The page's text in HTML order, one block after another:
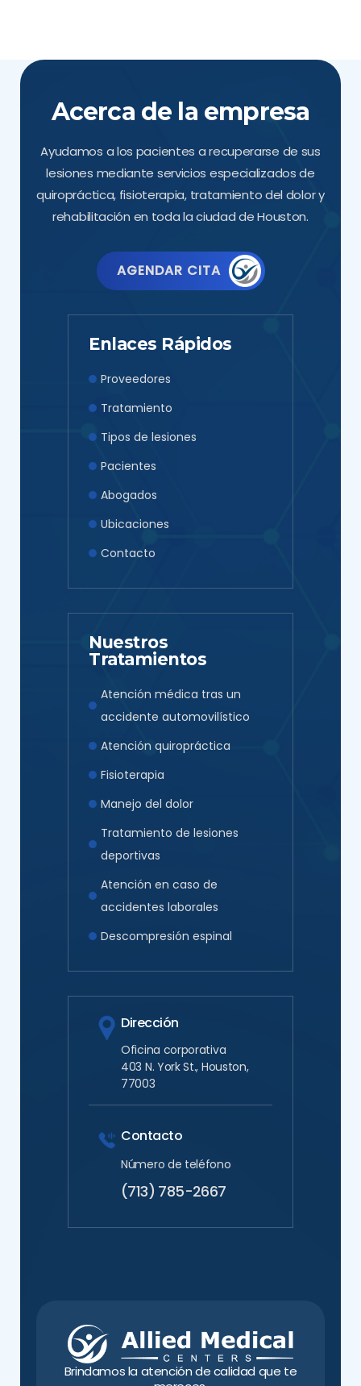
Acerca de la empresa
Ayudamos a los pacientes a recuperarse de sus
lesiones mediante servicios especializados de
quiropráctica, fisioterapia, tratamiento del dolor y
rehabilitación en toda la ciudad de Houston.
AGENDAR CITA
Enlaces Rápidos
Proveedores
Tratamiento
Tipos de lesiones
Pacientes
Abogados
Ubicaciones
Contacto
Nuestros
Tratamientos
Atención médica tras un
accidente automovilístico
Atención quiropráctica
Fisioterapia
Manejo del dolor
Tratamiento de lesiones
deportivas
Atención en caso de
accidentes laborales
Descompresión espinal
Dirección
Oficina corporativa
403 N. York St., Houston,
77003
Contacto
Número de teléfono
(713) 785-2667
Brindamos la atención de calidad que te